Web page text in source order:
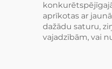
aprīkotas ar
dažādu saturu,
vajadzībām, vai